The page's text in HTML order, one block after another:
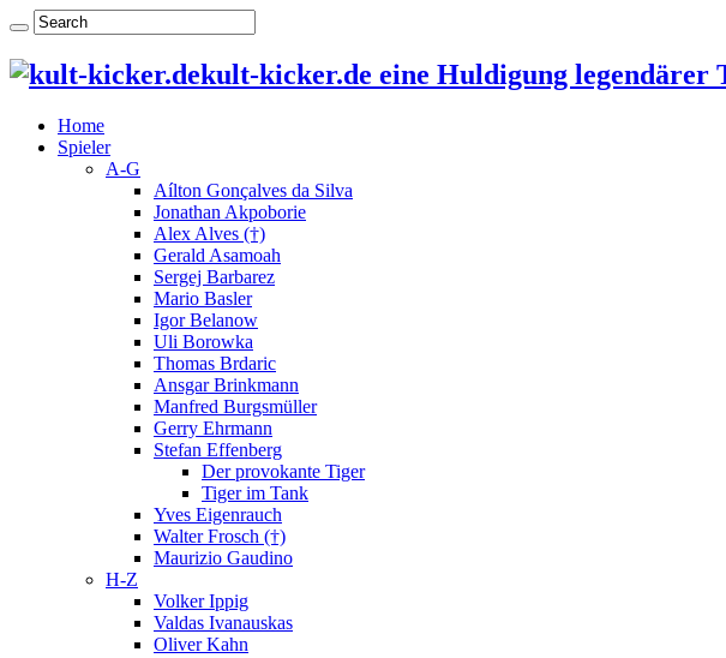
kult-kicker.de eine Huldigung legendärer
Home
Spieler
A-G
Aílton Gonçalves da Silva
Jonathan Akpoborie
Alex Alves (†)
Gerald Asamoah
Sergej Barbarez
Mario Basler
Igor Belanow
Uli Borowka
Thomas Brdaric
Ansgar Brinkmann
Manfred Burgsmüller
Gerry Ehrmann
Stefan Effenberg
Der provokante Tiger
Tiger im Tank
Yves Eigenrauch
Walter Frosch (†)
Maurizio Gaudino
H-Z
Volker Ippig
Valdas Ivanauskas
Oliver Kahn